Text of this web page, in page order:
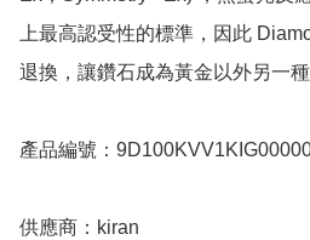
上最高認受性的標準，因此
退換，讓鑽石成為黃金以外另一種
產品編號：
供應商：kiran